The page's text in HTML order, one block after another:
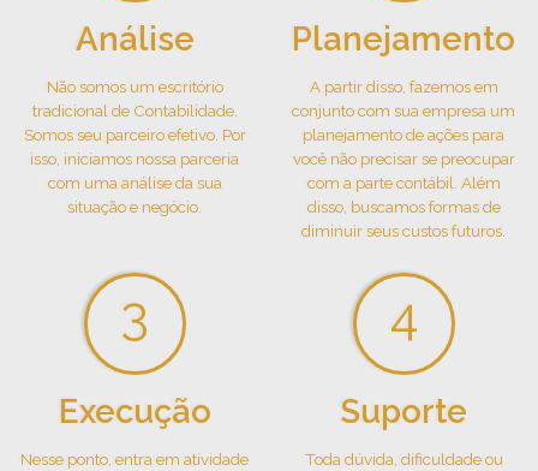
Análise
Não somos um escritório
tradicional de Contabilidade.
Somos seu parceiro efetivo. Por
isso, iniciamos nossa parceria
com uma análise da sua
situação e negócio.
Planejamento
A partir disso, fazemos em
conjunto com sua empresa um
planejamento de ações para
você não precisar se preocupar
com a parte contábil. Além
disso, buscamos formas de
diminuir seus custos futuros.
Execução
Nesse ponto, entra em atividade
Suporte
Toda dúvida, dificuldade ou